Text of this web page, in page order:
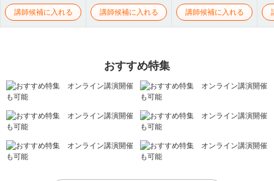
講師候補に入れる 講師候補に入れる 講師候補に入れる
おすすめ特集